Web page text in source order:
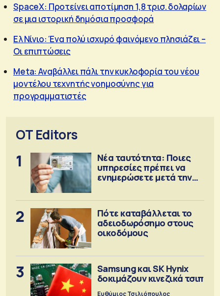
SpaceX: Προτείνει αποτίμηση 1,8 τρισ. δολαρίων
σε μια ιστορική δημόσια προσφορά
Ελ Νίνιο: Ένα πολύ ισχυρό φαινόμενο πλησιάζει –
Οι επιπτώσεις
Meta: Αναβάλλει πάλι την κυκλοφορία του νέου
μοντέλου τεχνητής νοημοσύνης για
προγραμματιστές
OT Editors
1
Νέα ταυτότητα: Ποιες
υπηρεσίες πρέπει να
ενημερώσετε μετά την
2
Πότε καταβάλλεται το
αδειοδωρόσημο στους
οικοδόμους
3
Samsung και SK Hynix
δοκιμάζουν κινεζικά τσιπ
Ευθύμιος Τσιλιόπουλος